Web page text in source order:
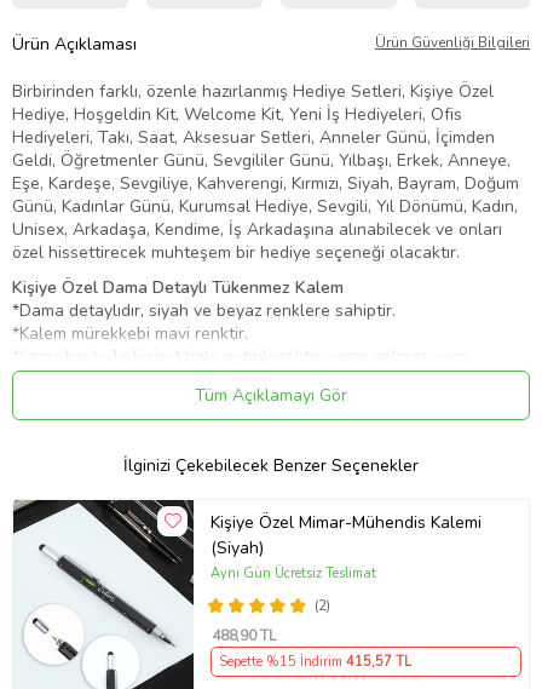
Ürün Açıklaması Ürün Güvenliği Bilgileri
Birbirinden farklı, özenle hazırlanmış Hediye Setleri, Kişiye Özel
Hediye, Hoşgeldin Kit, Welcome Kit, Yeni İş Hediyeleri, Ofis
Hediyeleri, Takı, Saat, Aksesuar Setleri, Anneler Günü, İçimden
Geldi, Öğretmenler Günü, Sevgililer Günü, Yılbaşı, Erkek, Anneye,
Eşe, Kardeşe, Sevgiliye, Kahverengi, Kırmızı, Siyah, Bayram, Doğum
Günü, Kadınlar Günü, Kurumsal Hediye, Sevgili, Yıl Dönümü, Kadın,
Unisex, Arkadaşa, Kendime, İş Arkadaşına alınabilecek ve onları
özel hissettirecek muhteşem bir hediye seçeneği olacaktır.
Kişiye Özel Dama Detaylı Tükenmez Kalem
*Dama detaylıdır, siyah ve beyaz renklere sahiptir.
*Kalem mürekkebi mavi renktir.
*Lazer baskı ile kişisel hale getirilecektir, yazısı solmaz veya
silinmez.
Ürün Kodu:kcm33400140
Tüm Açıklamayı Gör
İlginizi Çekebilecek Benzer Seçenekler
Kişiye Özel Mimar-Mühendis Kalemi
(Siyah)
(2)
Aynı Gün Ücretsiz Teslimat
488,90 TL
Sepette %15 İndirim 415,57 TL